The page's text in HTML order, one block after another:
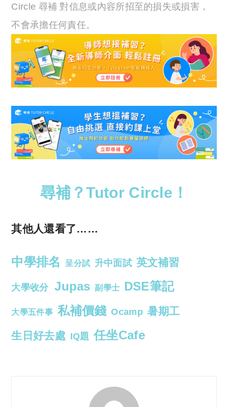
Circle 尋補 對信息或內容所招至的損失或損害，
不會承擔任何責任。
尋補？Tutor Circle！
其他人還看了……
中學排名 呈分試 升中面試 英文補習
大學收分 Jupas 副學士 DSE筆記
大學五件事 私補價錢 Ocamp 暑期工
生日好去處 IQ題 任坐Cafe